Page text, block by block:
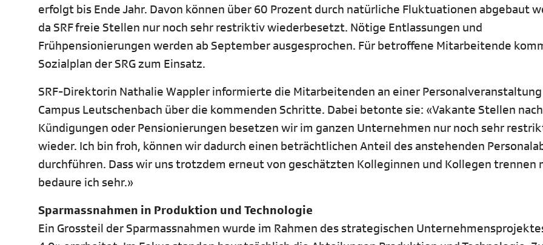
erfolgt bis Ende Jahr. Davon können über 60 Prozent durch natürliche Fluktuationen abgebaut
da SRF freie Stellen nur noch sehr restriktiv wiederbesetzt. Nötige Entlassungen und
Frühpensionierungen werden ab September ausgesprochen. Für betroffene Mitarbeitende
Sozialplan der SRG zum Einsatz.
SRF-Direktorin Nathalie Wappler informierte die Mitarbeitenden an einer
Campus Leutschenbach über die kommenden Schritte. Dabei betonte sie: «Vakante Stellen nach
Kündigungen oder Pensionierungen besetzen wir im ganzen Unternehmen nur noch sehr
wieder. Ich bin froh, können wir dadurch einen beträchtlichen Anteil des anstehenden
durchführen. Dass wir uns trotzdem erneut von geschätzten Kolleginnen und Kollegen trennen
bedaure ich sehr.»
Sparmassnahmen in Produktion und Technologie
Ein Grossteil der Sparmassnahmen wurde im Rahmen des strategischen